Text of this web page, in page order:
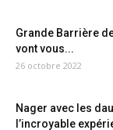
Grande Barrière
vont vous...
26 octobre 2022
Nager avec les
l’incroyable